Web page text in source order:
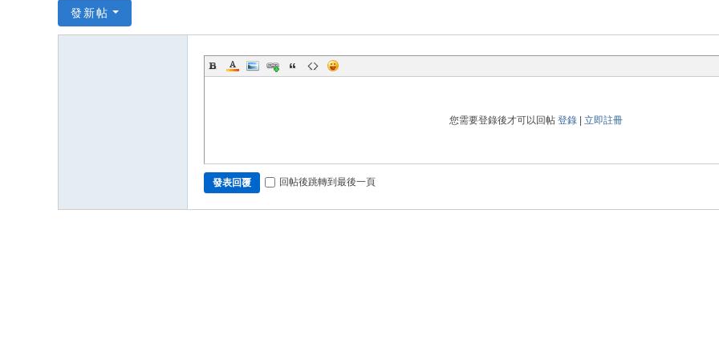
發新帖
您需要登錄後才可以回帖 登錄| 立即註冊
發表回覆 回帖後跳轉到最後一頁